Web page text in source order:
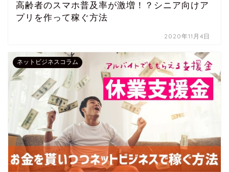
高齢者のスマホ普及率が激増！？シニア向けア
プリを作って稼ぐ方法
2020年11月4日
ネットビジネスコラム